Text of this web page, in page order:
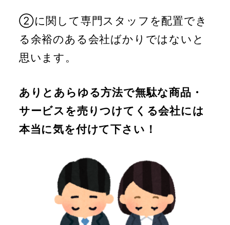
②に関して専門スタッフを配置でき
る余裕のある会社ばかりではないと
思います。
ありとあらゆる方法で無駄な商品・
サービスを売りつけてくる会社には
本当に気を付けて下さい！